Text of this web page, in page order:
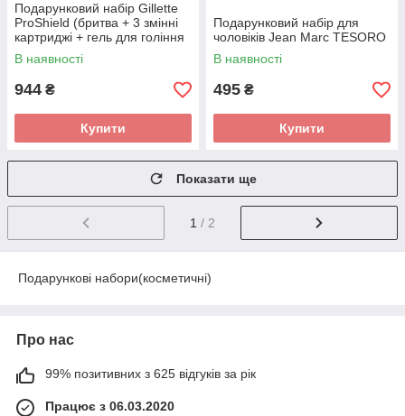
Подарунковий набір Gillette
ProShield (бритва + 3 змінні
картриджі + гель для гоління
170 мл + сумка)
В наявності
944 ₴
Купити
Подарунковий набір для
чоловіків Jean Marc TESORO
В наявності
495 ₴
Купити
Показати ще
1 / 2
Подарункові набори(косметичні)
Про нас
99% позитивних з 625 відгуків за рік
Працює з 06.03.2020